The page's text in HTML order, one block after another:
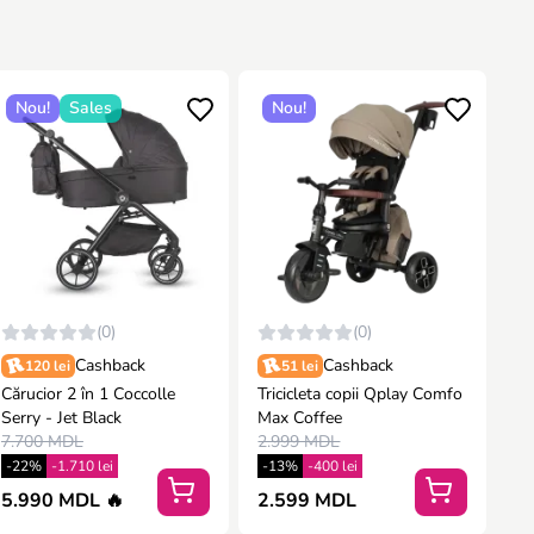
Nou! Sales
(0)
120 lei Cashback
Cărucior 2 în 1 Coccolle
Serry - Jet Black
7.700 MDL
-22% -1.710 lei
5.990 MDL 🔥
Nou!
(0)
51 lei Cashback
Tricicleta copii Qplay Comfo
Max Coffee
2.999 MDL
-13% -400 lei
2.599 MDL